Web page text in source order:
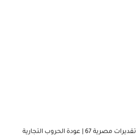
تقديرات مصرية 67 | عودة الحروب التجارية